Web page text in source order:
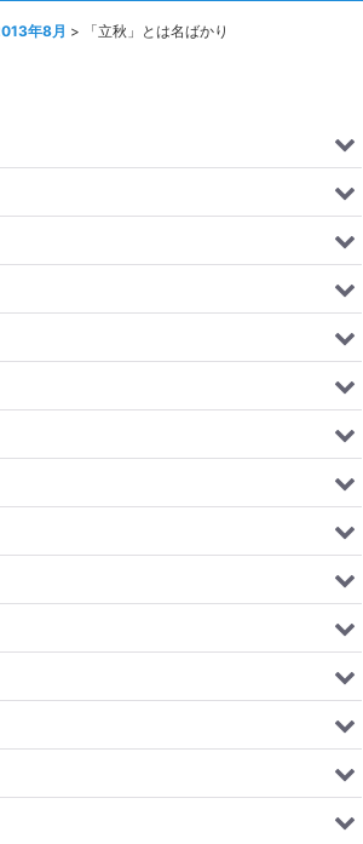
年8月 > 「立秋」とは名ばかり